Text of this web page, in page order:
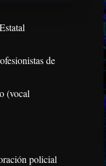
de
(vocal
policial